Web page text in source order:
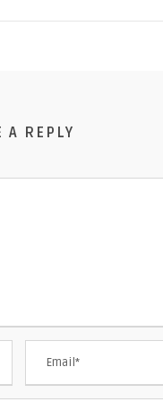
A REPLY